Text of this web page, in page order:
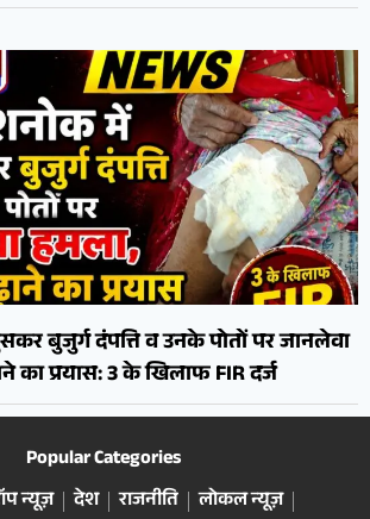
बुजुर्ग दंपत्ति व उनके पोतों पर जानलेवा
का प्रयास: 3 के खिलाफ FIR दर्ज
Popular Categories
न्यूज़ देश राजनीति
लोकल न्यूज़